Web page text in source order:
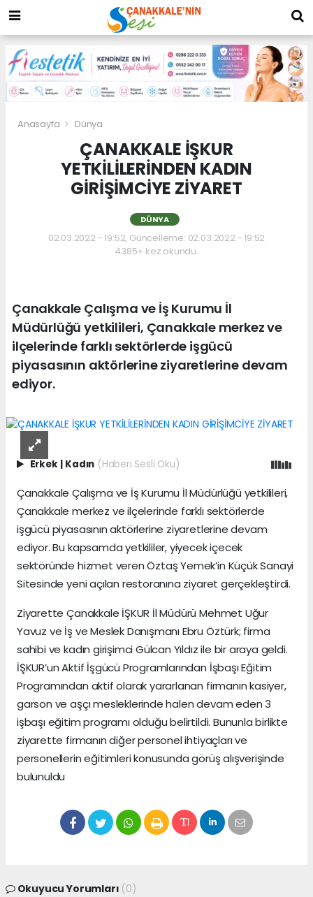
Anasayfa Dünya
ÇANAKKALE İŞKUR
YETKİLİLERİNDEN KADIN
GİRİŞİMCİYE ZİYARET
DÜNYA
02.03.2022 - 19:52, Güncelleme: 02.03.2022 - 19:52
4385+ kez okundu.
Çanakkale Çalışma ve İş Kurumu İl
Müdürlüğü yetkilileri, Çanakkale merkez ve
ilçelerinde farklı sektörlerde işgücü
piyasasının aktörlerine ziyaretlerine devam
ediyor.
Erkek Kadın (Haberi Sesli Oku)
Çanakkale Çalışma ve İş Kurumu İl Müdürlüğü yetkilileri,
Çanakkale merkez ve ilçelerinde farklı sektörlerde
işgücü piyasasının aktörlerine ziyaretlerine devam
ediyor. Bu kapsamda yetkililer, yiyecek içecek
sektöründe hizmet veren Öztaş Yemek’in Küçük Sanayi
Sitesinde yeni açılan restoranına ziyaret gerçekleştirdi.
Ziyarette Çanakkale İŞKUR İl Müdürü Mehmet Uğur
Yavuz ve İş ve Meslek Danışmanı Ebru Öztürk; firma
sahibi ve kadın girişimci Gülcan Yıldız ile bir araya geldi.
İŞKUR’un Aktif İşgücü Programlarından İşbaşı Eğitim
Programından aktif olarak yararlanan firmanın kasiyer,
garson ve aşçı mesleklerinde halen devam eden 3
işbaşı eğitim programı olduğu belirtildi. Bununla birlikte
ziyarette firmanın diğer personel ihtiyaçları ve
personellerin eğitimleri konusunda görüş alışverişinde
bulunuldu
Okuyucu Yorumları (0)